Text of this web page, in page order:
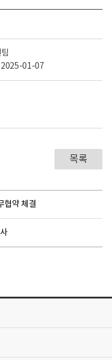
2025-01-07
목록
협약 체결